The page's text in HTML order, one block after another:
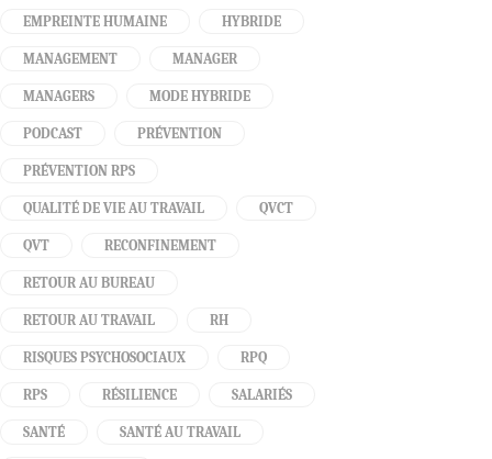
EMPREINTE HUMAINE HYBRIDE
MANAGEMENT MANAGER
MANAGERS MODE HYBRIDE
PODCAST PRÉVENTION
PRÉVENTION RPS
QUALITÉ DE VIE AU TRAVAIL QVCT
QVT RECONFINEMENT
RETOUR AU BUREAU
RETOUR AU TRAVAIL RH
RISQUES PSYCHOSOCIAUX RPQ
RPS RÉSILIENCE SALARIÉS
SANTÉ SANTÉ AU TRAVAIL